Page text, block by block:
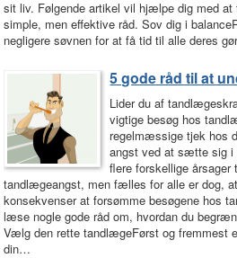
sit liv. Følgende artikel vil hjælpe dig med at
simple, men effektive råd. Sov dig i
negligere søvnen for at få tid til alle deres
5 gode råd til at
Lider du af
vigtige besøg hos
regelmæssige tjek hos
angst ved at sætte sig
flere forskellige
tandlægeangst, men fælles for alle er dog,
konsekvenser at forsømme besøgene hos
læse nogle gode råd om, hvordan du
Vælg den rette tandlægeFørst og fremmest
din…